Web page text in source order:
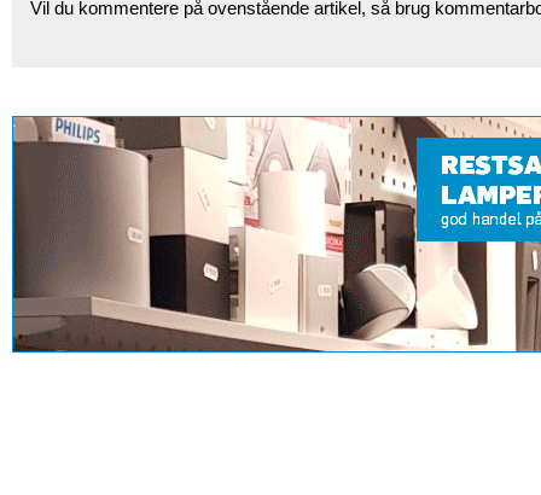
Vil du kommentere på ovenstående artikel, så brug